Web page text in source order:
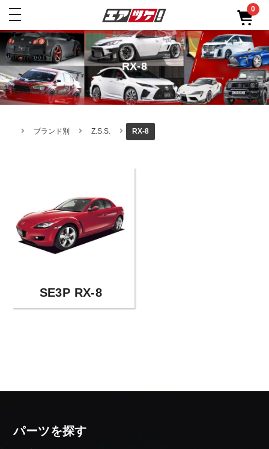
toggle
0
RX-8
ブランド別 Z.S.S. RX-8
SE3P RX-8
パーツを探す